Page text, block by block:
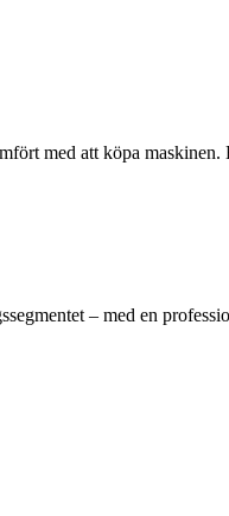
med att köpa
– med en